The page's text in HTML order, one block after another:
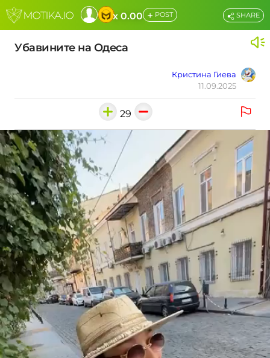
x 0.00 + POST
Убавините на Одеса
Кристина Гиева
11.09.2025
SHARE
29